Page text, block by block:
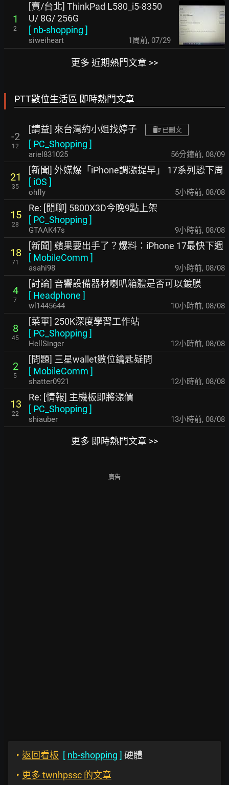
1
2
[賣/台北] ThinkPad L580_i5-8350
U/ 8G/ 256G
[ nb-shopping ]
siweiheart 1周前, 07/29
更多 近期熱門文章 >>
PTT數位生活區 即時熱門文章
-2
12
[請益] 來台灣約小姐找婷子 已刪文
[ PC_Shopping ]
ariel831025 56分鐘前, 08/09
21
35
[新聞] 外媒爆「iPhone調漲提早」 17系列恐下周
[ iOS ]
ohfly 6小時前, 08/08
15
28
Re: [閒聊] 5800X3D今晚9點上架
[ PC_Shopping ]
GTAAK47s 9小時前, 08/08
18
71
[新聞] 蘋果要出手了？爆料：iPhone 17最快下週
[ MobileComm ]
asahi98 9小時前, 08/08
4
7
[討論] 音響設備器材喇叭箱體是否可以鍍膜
[ Headphone ]
wl1445644 10小時前, 08/08
8
45
[菜單] 250K深度學習工作站
[ PC_Shopping ]
HellSinger 12小時前, 08/08
2
5
[問題] 三星wallet數位鑰匙疑問
[ MobileComm ]
shatter0921 12小時前, 08/08
13
22
Re: [情報] 主機板即將漲價
[ PC_Shopping ]
shiauber 13小時前, 08/08
更多 即時熱門文章 >>
廣告
‣ 返回看板 [ nb-shopping ] 硬體
‣ 更多 twnhpssc 的文章